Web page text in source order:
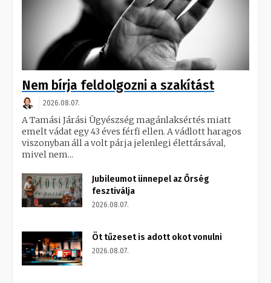
Nem bírja feldolgozni a szakítást
2026.08.07.
A Tamási Járási Ügyészség magánlaksértés miatt
emelt vádat egy 43 éves férfi ellen. A vádlott haragos
viszonyban áll a volt párja jelenlegi élettársával,
mivel nem...
Jubileumot ünnepel az Őrség
fesztiválja
2026.08.07.
Öt tűzeset is adott okot vonulni
2026.08.07.